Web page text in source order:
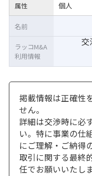
属性 個人
交
名前
ラッコM&A
利用情報
掲載情報は正確性
せん。
詳細は交渉時に必
い。特に事業の仕
にご理解・ご納得
取引に関する最終
任でお願いいたしま